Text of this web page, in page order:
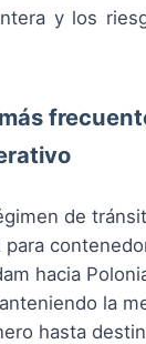
y los
de
para
hacia
la
hasta